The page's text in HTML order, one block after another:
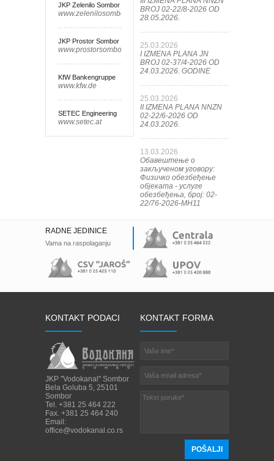
JKP Zelenilo Sombor
www.zelenilosombor.co.rs
JKP Prostor Sombor
www.prostorsombor.rs
KfW Bankengruppe
www.kfw.de
SETEC Engineering
www.setec.at
BROJ 02-22/8-2026 OD
28.05.2026.
25.03.2026
I IZMENA PLANA JN
BROJ 02-37/4-2026 OD
24.03.2026. GODINE
25.03.2026
II IZMENA PLANA NNZN
02-22/6-2026 OD
24.03.2026.
13.03.2026
Обавештење о
закљученом уговору:
Физичко обезбеђење
објеката - услуге
обезбеђења, број: 02-
22/76-2026-МН11
RADNE JEDINICE
Vama na raspolaganju
KONTAKT PODACI
JKP "Vodokanal" Sombor
Bela Goluba 5, 25101
Sombor
Tel. +381 25 464 222
Fax. +381 25 464 240
Email:
office@vodokanal.co.rs
KONTAKT FORMA
POŠALJI